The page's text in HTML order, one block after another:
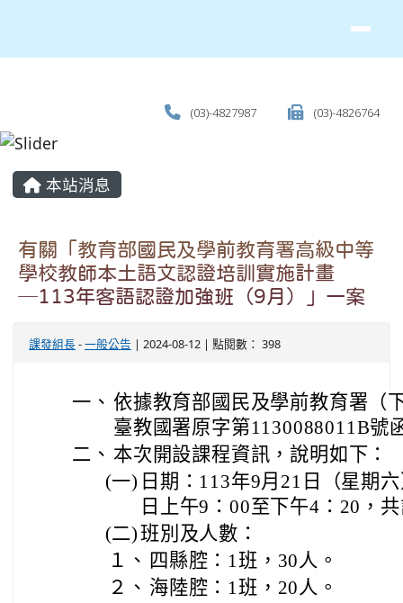
(03)-4827987 (03)-4826764
主內容區域
本站消息
有關「教育部國民及學前教育署高級中等
學校教師本土語文認證培訓實施計畫
─113年客語認證加強班（9月）」一案
課發組長-一般公告 | 2024-08-12 | 點閱數： 398
一、 依據教育部國民及學前教育署（
臺教國署原字第1130088011B號
二、 本次開設課程資訊，說明如下：
(一) 日期：113年9月21日（星期
日上午9：00至下午4：20，
(二)班別及人數：
１、 四縣腔：1班，30人。
２、 海陸腔：1班，20人。